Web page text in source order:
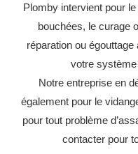
Plomby intervient pour
bouchées, le curage
réparation ou égouttage
votre
Notre entreprise en
également pour le
pour tout problème
contacter pour